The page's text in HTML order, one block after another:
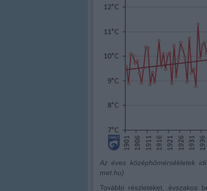
Az éves középhőmérsékletek
met.hu)
További részleteket, évszakos